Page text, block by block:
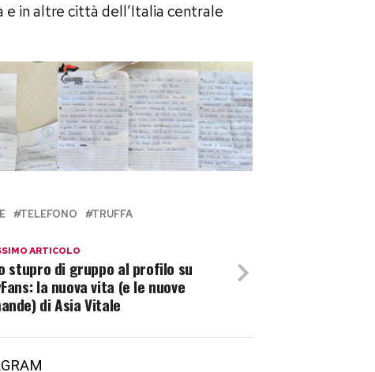
in altre città dell’Italia centrale
TELEFONO TRUFFA
ARTICOLO
stupro di gruppo al profilo su
la nuova vita (e le nuove
di Asia Vitale